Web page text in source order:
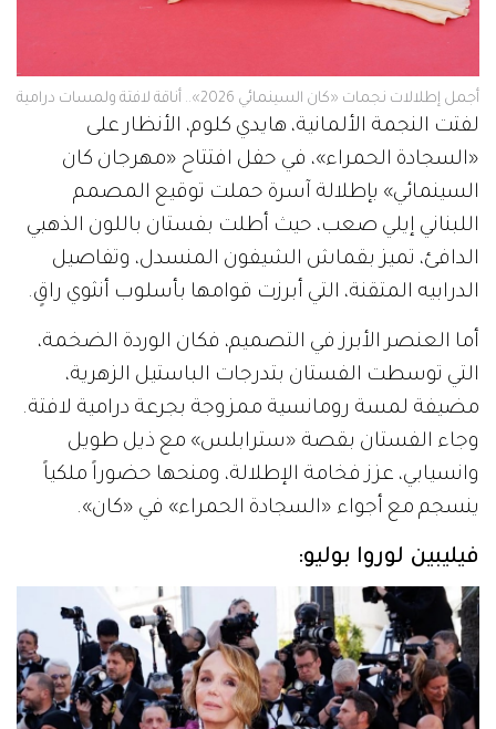
أجمل إطلالات نجمات «كان السينمائي 2026».. أناقة لافتة ولمسات درامية
لفتت النجمة الألمانية، هايدي كلوم، الأنظار على
«السجادة الحمراء»، في حفل افتتاح «مهرجان كان
السينمائي» بإطلالة آسرة حملت توقيع المصمم
اللبناني إيلي صعب، حيث أطلت بفستان باللون الذهبي
الدافئ، تميز بقماش الشيفون المنسدل، وتفاصيل
الدرابيه المتقنة، التي أبرزت قوامها بأسلوب أنثوي راقٍ.
أما العنصر الأبرز في التصميم، فكان الوردة الضخمة،
التي توسطت الفستان بتدرجات الباستيل الزهرية،
مضيفة لمسة رومانسية ممزوجة بجرعة درامية لافتة.
وجاء الفستان بقصة «سترابلس» مع ذيل طويل
وانسيابي، عزز فخامة الإطلالة، ومنحها حضوراً ملكياً
ينسجم مع أجواء «السجادة الحمراء» في «كان».
فيليبين لوروا بوليو: